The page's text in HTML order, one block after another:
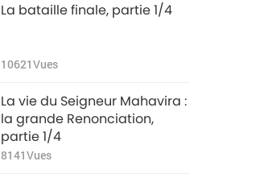
La bataille finale, partie 1/4
10621Vues
La vie du Seigneur Mahavira :
la grande Renonciation,
partie 1/4
8141Vues